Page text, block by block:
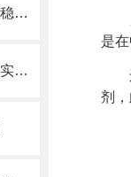
为什么耐高温风琴式防护罩运行平稳且无噪音？
耐高温风琴式防护罩加工处理方式实际情况考虑
是
剂